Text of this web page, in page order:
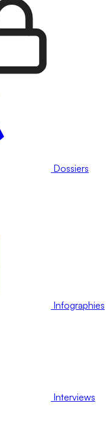
Dossiers
Infographies
Interviews